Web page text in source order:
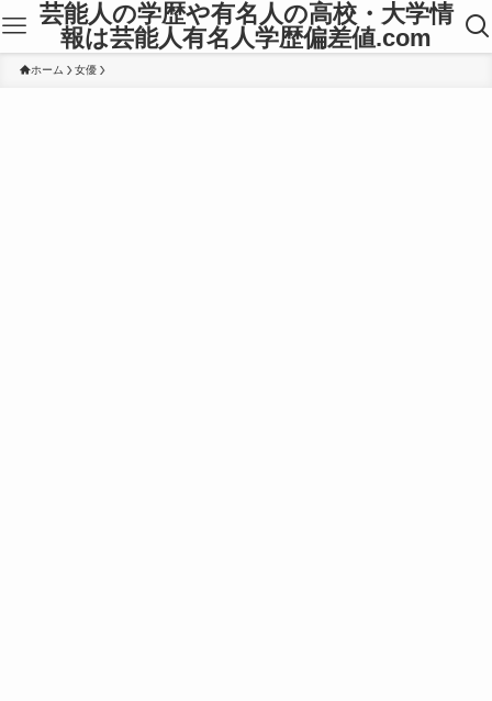
芸能人の学歴や有名人の高校・大学情
報は芸能人有名人学歴偏差値.com
ホーム 女優